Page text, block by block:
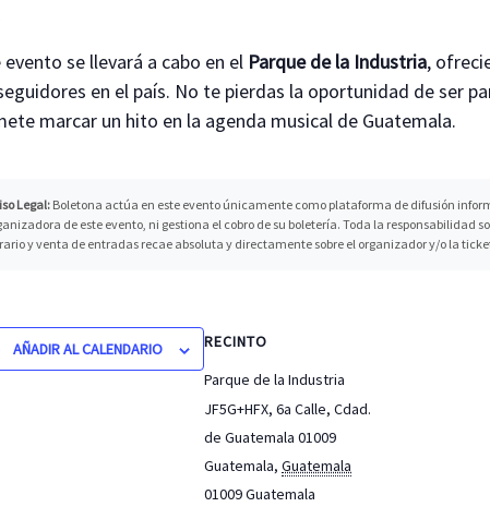
evento se llevará a cabo en el Parque de la Industria,
en el país. No te pierdas la oportunidad de ser
marcar un hito en la agenda musical de Guatemala.
Legal:Boletona actúa en este evento únicamente como plataforma de difusión
de este evento, ni gestiona el cobro de su boletería. Toda la responsabilidad
y venta de entradas recae absoluta y directamente sobre el organizador y/o la
AÑADIR AL CALENDARIO
RECINTO
Parque de la Industria
JF5G+HFX, 6a Calle, Cdad.
de Guatemala 01009
Guatemala, Guatemala
01009Guatemala